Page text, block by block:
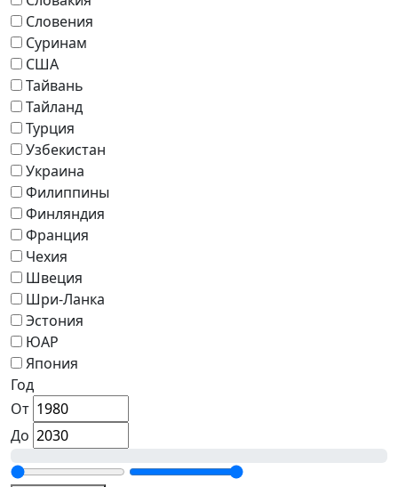
Словения
Суринам
США
Тайвань
Тайланд
Турция
Узбекистан
Украина
Филиппины
Финляндия
Франция
Чехия
Швеция
Шри-Ланка
Эстония
ЮАР
Япония
Год
От
До